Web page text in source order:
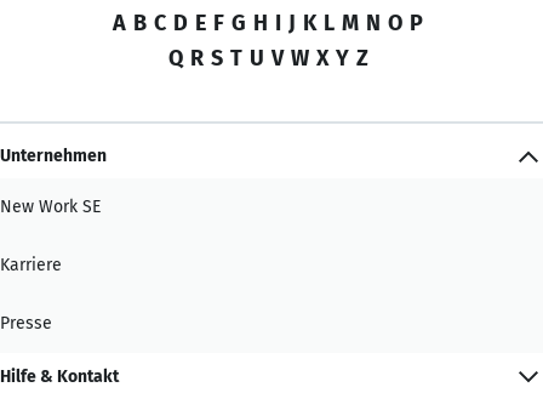
A B C D E F G H I J K L M N O P
Q R S T U V W X Y Z
Unternehmen
New Work SE
Karriere
Presse
Hilfe & Kontakt